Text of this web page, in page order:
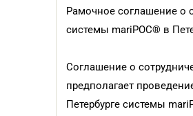
Рамочное соглашение о
системы mariPOC® в
Соглашение о
предполагает
Петербурге системы